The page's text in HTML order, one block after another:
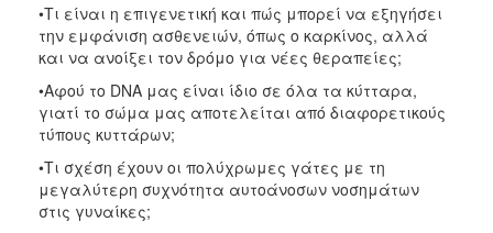
•Τι είναι η επιγενετική και πώς μπορεί να εξηγήσει
την εμφάνιση ασθενειών, όπως ο καρκίνος, αλλά
και να ανοίξει τον δρόμο για νέες θεραπείες;
•Αφού το DNA μας είναι ίδιο σε όλα τα κύτταρα,
γιατί το σώμα μας αποτελείται από διαφορετικούς
τύπους κυττάρων;
•Τι σχέση έχουν οι πολύχρωμες γάτες με τη
μεγαλύτερη συχνότητα αυτοάνοσων νοσημάτων
στις γυναίκες;